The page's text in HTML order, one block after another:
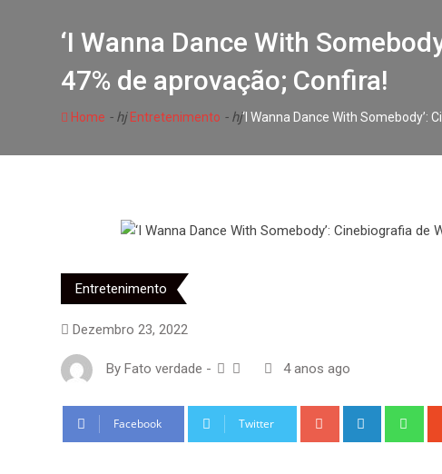
‘I Wanna Dance With
47% de aprovação; Confira!
Home - hjEntretenimento - hj‘I Wanna Dance With Somebody’:
Entretenimento
Dezembro 23, 2022
By Fato verdade - 4 anos ago
Facebook Twitter Google+ LinkedIn